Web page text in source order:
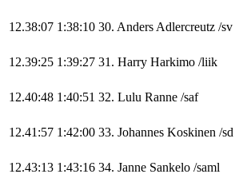
12.38:07 1:38:10 30. AndersAdlercreutz /sv
12.39:25 1:39:27 31. Harry Harkimo /liik
12.40:48 1:40:51 32. Lulu Ranne /saf
12.41:57 1:42:00 33. Johannes Koskinen /sd
12.43:13 1:43:16 34. Janne Sankelo /saml